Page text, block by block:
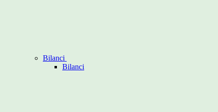
Bilanci
Bilanci